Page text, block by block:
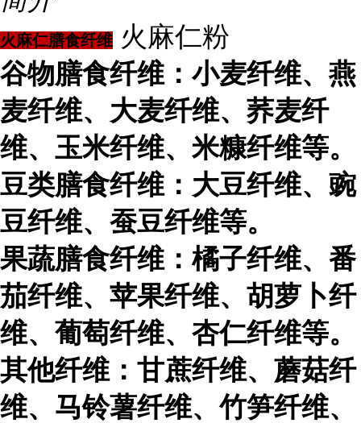
火麻仁膳食纤维 火麻仁粉
谷物膳食纤维：小麦纤维、燕
麦纤维、大麦纤维、荞麦纤
维、玉米纤维、米糠纤维等。
豆类膳食纤维：大豆纤维、豌
豆纤维、蚕豆纤维等。
果蔬膳食纤维：橘子纤维、番
茄纤维、苹果纤维、胡萝卜纤
维、葡萄纤维、杏仁纤维等。
其他纤维：甘蔗纤维、蘑菇纤
维、马铃薯纤维、竹笋纤维、